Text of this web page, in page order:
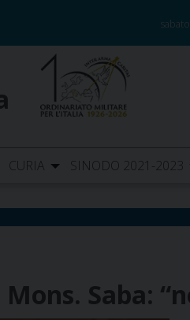
CURIA SINODO 2021-2023
Saba: